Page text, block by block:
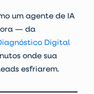
um agente de IA
— da
Digital
onde sua
esfriarem.